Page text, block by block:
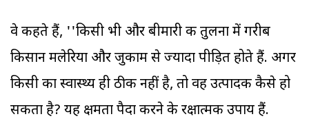
वे कहते हैं, ''किसी भी और बीमारी की तुलना में गरीब
किसान मलेरिया और जुकाम से ज्‍यादा पीड़ित होते हैं. अगर
किसी का स्वास्थ्य ही ठीक नहीं है, तो वह उत्पादक कैसे हो
सकता है? यह क्षमता पैदा करने के रक्षात्मक उपाय हैं.